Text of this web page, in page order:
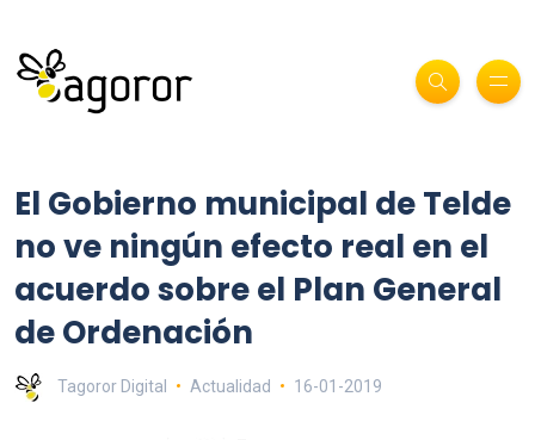
El Gobierno municipal de Telde
no ve ningún efecto real en el
acuerdo sobre el Plan General
de Ordenación
Tagoror Digital Actualidad 16-01-2019